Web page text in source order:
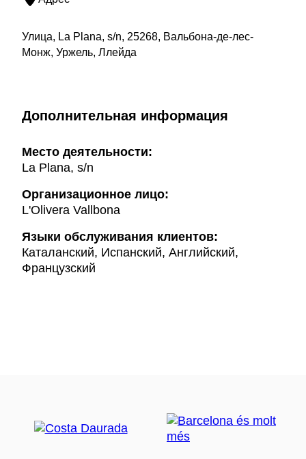
Улица, La Plana, s/n, 25268, Вальбона-де-лес-
Монж, Уржель, Ллейда
Дополнительная информация
Mесто деятельности:
La Plana, s/n
Организационное лицо:
L'Olivera Vallbona
Языки обслуживания клиентов:
Каталанский, Испанский, Английский,
Французский